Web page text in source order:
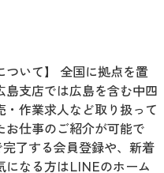
ついて】 全国に拠点を置
島支店では広島を含む中四
・作業求人など取り扱って
お仕事のご紹介が可能で
了する会員登録や、新着
なる方はLINEのホーム